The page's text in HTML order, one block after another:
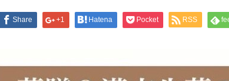
Share +1 Hatena Pocket RSS